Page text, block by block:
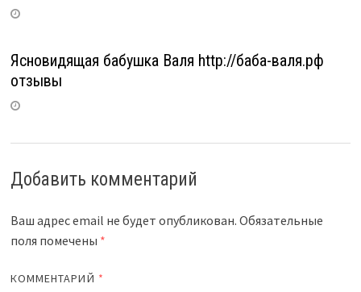
Ясновидящая бабушка Валя http://баба-валя.рф
отзывы
Добавить комментарий
Ваш адрес email не будет опубликован. Обязательные
поля помечены *
КОММЕНТАРИЙ *